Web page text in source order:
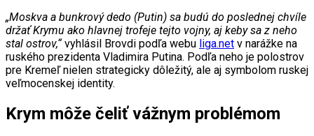
„Moskva a bunkrový dedo (Putin) sa budú do poslednej chvíle
držať Krymu ako hlavnej trofeje tejto vojny, aj keby sa z neho
stal ostrov,“vyhlásil Brovdi podľa webu liga.net v narážke na
ruského prezidenta Vladimira Putina. Podľa neho je polostrov
pre Kremeľ nielen strategicky dôležitý, ale aj symbolom ruskej
veľmocenskej identity.
Krym môže čeliť vážnym problémom